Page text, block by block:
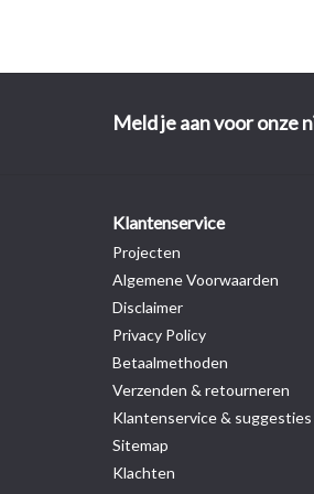
Meld je aan voor onze
Klantenservice
Projecten
Algemene Voorwaarden
Disclaimer
Privacy Policy
Betaalmethoden
Verzenden & retourneren
Klantenservice & suggesties
Sitemap
Klachten